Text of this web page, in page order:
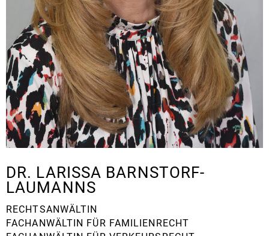
DR. LARISSA BARNSTORF-
LAUMANNS
RECHTSANWÄLTIN
FACHANWÄLTIN FÜR FAMILIENRECHT